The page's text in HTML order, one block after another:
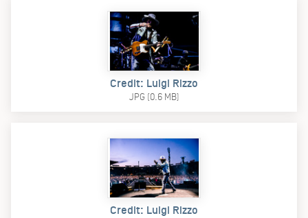
Credit: Luigi Rizzo
JPG (0.6 MB)
Credit: Luigi Rizzo